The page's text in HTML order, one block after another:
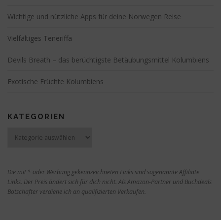
Wichtige und nützliche Apps für deine Norwegen Reise
Vielfältiges Teneriffa
Devils Breath – das berüchtigste Betäubungsmittel Kolumbiens
Exotische Früchte Kolumbiens
KATEGORIEN
Die mit * oder Werbung gekennzeichneten Links sind sogenannte Affiliate
Links. Der Preis ändert sich für dich nicht. Als Amazon-Partner und Buchdeals
Botschafter verdiene ich an qualifizierten Verkäufen.